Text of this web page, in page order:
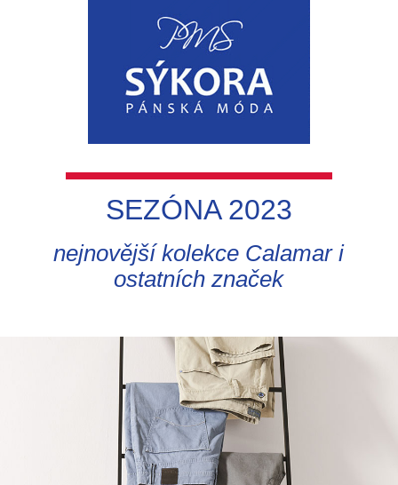
SEZÓNA 2023
nejnovější kolekce Calamar i
ostatních značek